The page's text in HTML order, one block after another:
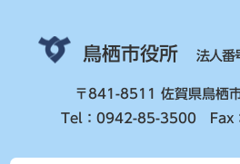
鳥栖市役所 法人
〒841-8511 佐賀県鳥栖
Tel：0942-85-3500 Fax